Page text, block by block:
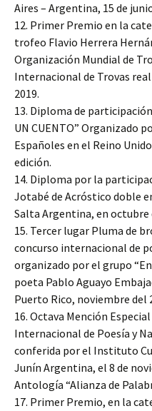
Aires – Argentina, 15 de
12. Primer Premio en la
trofeo Flavio Herrera
Organización Mundial de
Internacional de Trovas
2019.
13. Diploma de
UN CUENTO” Organizado
Españoles en el Reino
edición.
14. Diploma por la
Jotabé de Acróstico doble
Salta Argentina, en octubre
15. Tercer lugar Pluma de
concurso internacional de
organizado por el grupo
poeta Pablo Aguayo
Puerto Rico, noviembre del
16. Octava Mención
Internacional de Poesía y
conferida por el Instituto
Junín Argentina, el 8 de
Antología “Alianza de
17. Primer Premio, en la